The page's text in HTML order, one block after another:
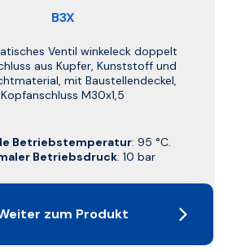
B3X
Ventil winkeleck doppelt
aus Kupfer, Kunststoff und
mit Baustellendeckel,
Kopfanschluss M30x1,5
Betriebstemperatur: 95 °C.
Betriebsdruck: 10 bar
zum Produkt